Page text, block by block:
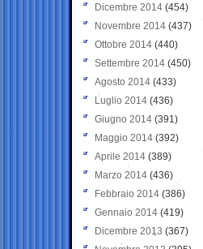
Dicembre 2014 (454)
Novembre 2014 (437)
Ottobre 2014 (440)
Settembre 2014 (450)
Agosto 2014 (433)
Luglio 2014 (436)
Giugno 2014 (391)
Maggio 2014 (392)
Aprile 2014 (389)
Marzo 2014 (436)
Febbraio 2014 (386)
Gennaio 2014 (419)
Dicembre 2013 (367)